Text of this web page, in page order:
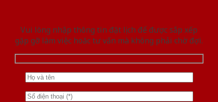
Vui lòng nhập thông tin đặt lịch để được sắp xếp
gặp gỡ làm việc hoăc tư vấn mà không phải chờ đợi.